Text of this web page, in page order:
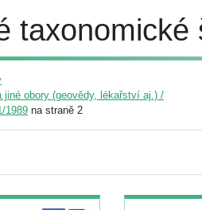
taxonomické
jiné obory (geovědy, lékařství aj.) /
1989 na straně 2